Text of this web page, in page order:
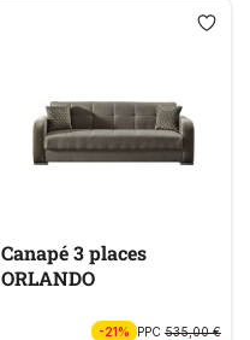
Canapé 3 places
ORLANDO
-21% PPC535,00 €